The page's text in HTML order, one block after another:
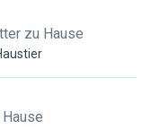
flexibel und
ich außerdem ab
betreut: Gassi
Gesellschaft
zu Hause